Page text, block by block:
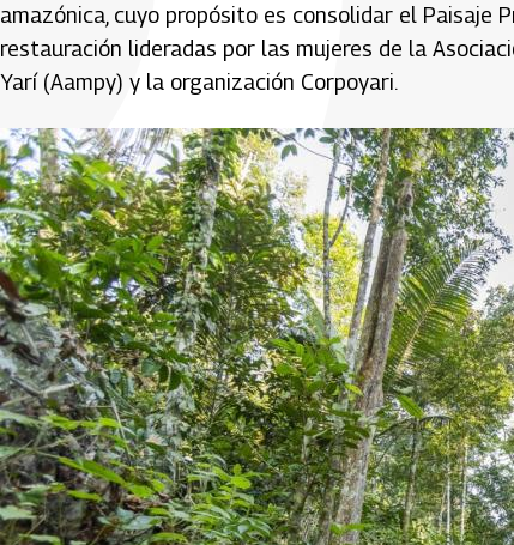
amazónica, cuyo propósito es consolidar el Paisaje
restauración lideradas por las mujeres de la
Yarí (Aampy) y la organización Corpoyari.